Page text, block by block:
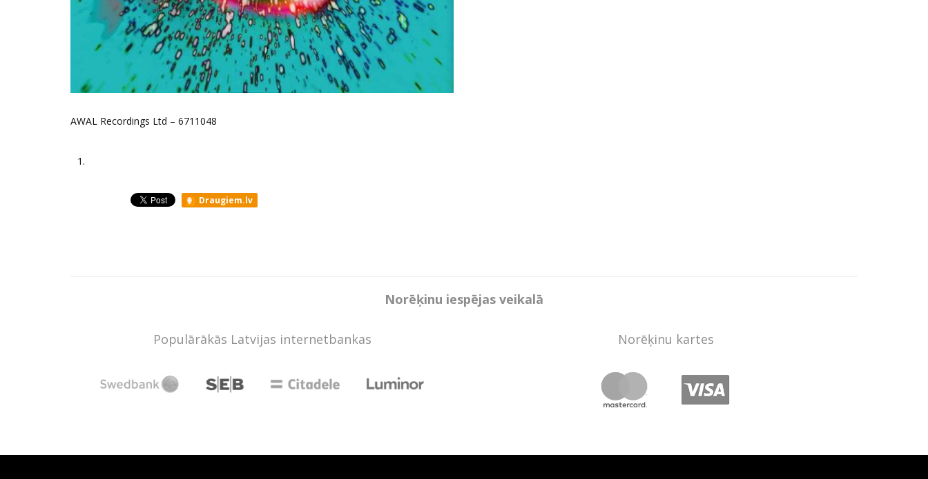
AWAL Recordings Ltd – 6711048
1.
Draugiem.lv
Norēķinu iespējas veikalā
Populārākās Latvijas internetbankas Norēķinu kartes